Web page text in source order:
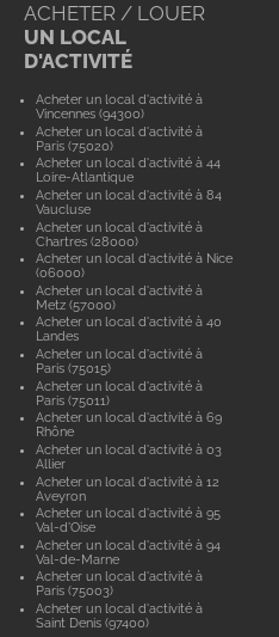
ACHETER / LOUER
UN LOCAL
D'ACTIVITÉ
Acheter un local d'activité à
Vincennes (94300)
Acheter un local d'activité à
Paris (75020)
Acheter un local d'activité à 44
Loire-Atlantique
Acheter un local d'activité à 84
Vaucluse
Acheter un local d'activité à
Chartres (28000)
Acheter un local d'activité à Nice
(06000)
Acheter un local d'activité à
Metz (57000)
Acheter un local d'activité à 40
Landes
Acheter un local d'activité à
Paris (75015)
Acheter un local d'activité à
Paris (75011)
Acheter un local d'activité à 69
Rhône
Acheter un local d'activité à 03
Allier
Acheter un local d'activité à 12
Aveyron
Acheter un local d'activité à 95
Val-d'Oise
Acheter un local d'activité à 94
Val-de-Marne
Acheter un local d'activité à
Paris (75003)
Acheter un local d'activité à
Saint Denis (97400)